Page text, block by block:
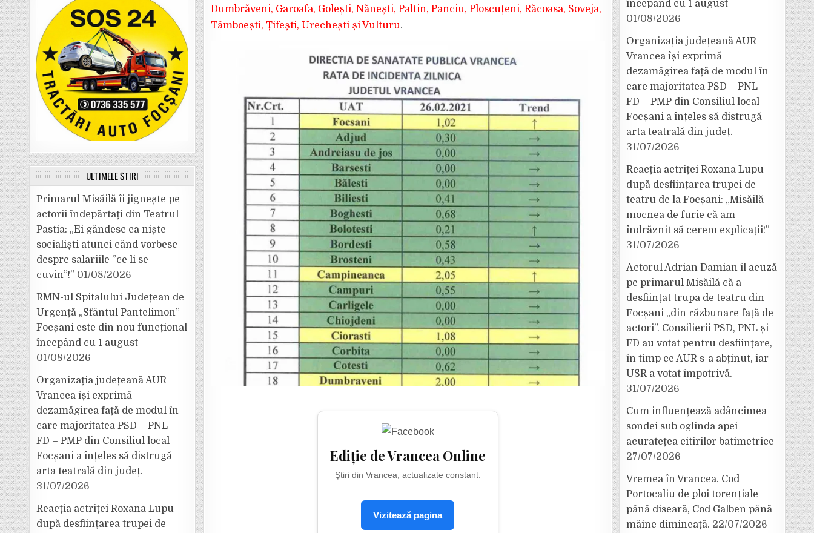
DACĂ
SE
RAPORTATE
ASTĂZI
Dumbrăveni, Garoafa, Golești, Nănești, Paltin, Panciu, Ploscuțeni, Răcoasa, Soveja,
Tâmboești, Țifești, Urechești și Vulturu.
Ediție de Vrancea Online
Știri din Vrancea, actualizate constant.
Vizitează pagina
ULTIMELE ȘTIRI
Primarul Misăilă îi jignește pe
actorii îndepărtați din Teatrul
Pastia: „Ei gândesc ca niște
socialiști atunci când vorbesc
despre salariile ”ce li se
cuvin”!” 01/08/2026
RMN-ul Spitalului Județean de
Urgență „Sfântul Pantelimon”
Focșani este din nou funcțional
începând cu 1 august
01/08/2026
Organizația județeană AUR
Vrancea își exprimă
dezamăgirea față de modul în
care majoritatea PSD – PNL –
FD – PMP din Consiliul local
Focșani a înțeles să distrugă
arta teatrală din județ.
31/07/2026
Reacția actriței Roxana Lupu
după desființarea trupei de
începând cu 1 august
01/08/2026
Organizația județeană AUR
Vrancea își exprimă
dezamăgirea față de modul în
care majoritatea PSD – PNL –
FD – PMP din Consiliul local
Focșani a înțeles să distrugă
arta teatrală din județ.
31/07/2026
Reacția actriței Roxana Lupu
după desființarea trupei de
teatru de la Focșani: „Misăilă
mocnea de furie că am
îndrăznit să cerem explicații!”
31/07/2026
Actorul Adrian Damian îl acuză
pe primarul Misăilă că a
desființat trupa de teatru din
Focșani „din răzbunare față de
actori”. Consilierii PSD, PNL și
FD au votat pentru desființare,
în timp ce AUR s-a abținut, iar
USR a votat împotrivă.
31/07/2026
Cum influențează adâncimea
sondei sub oglinda apei
acuratețea citirilor batimetrice
27/07/2026
Vremea în Vrancea. Cod
Portocaliu de ploi torențiale
până diseară, Cod Galben până
mâine dimineață. 22/07/2026